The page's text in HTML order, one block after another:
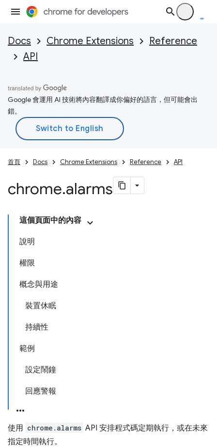
Docs Chrome Extensions
Reference
API
Google 會運用 AI 技術將內容翻譯成你偏好的語言，但可能會出
錯。
首頁 Docs Chrome Extensions Reference API
chrome.alarms
這個頁面中的內容
說明
權限
概念與用途
裝置休眠
持續性
範例
設定鬧鐘
回應警報
使用 chrome.alarms API 安排程式碼定期執行，或在未來
指定時間執行。